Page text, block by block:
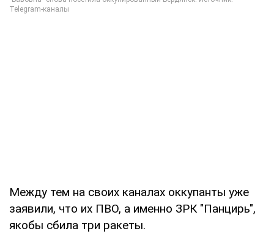
Между тем на своих каналах оккупанты уже
заявили, что их ПВО, а именно ЗРК "Панцирь",
якобы сбила три ракеты.